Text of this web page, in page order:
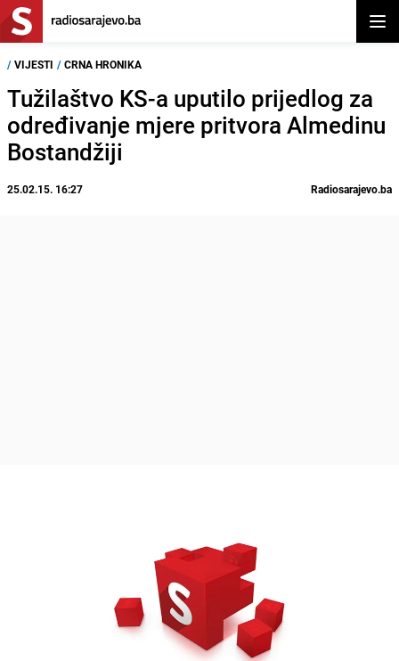
/ VIJESTI / CRNA HRONIKA
Tužilaštvo KS-a uputilo prijedlog za
određivanje mjere pritvora Almedinu
Bostandžiji
25.02.15. 16:27 Radiosarajevo.ba